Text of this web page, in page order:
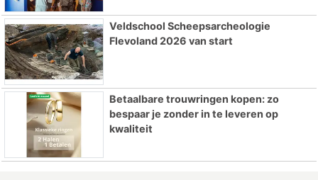
Veldschool Scheepsarcheologie
Flevoland 2026 van start
Betaalbare trouwringen kopen: zo
bespaar je zonder in te leveren op
kwaliteit